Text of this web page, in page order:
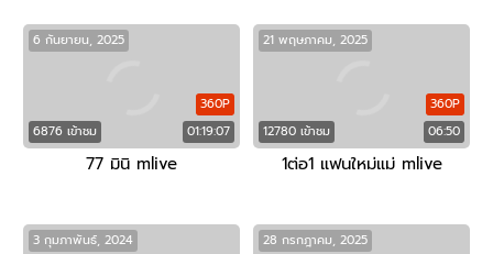
6876 เข้าชม 01:19:07
360P
6 กันยายน, 2025
77 มินิ mlive
12780 เข้าชม 06:50
360P
21 พฤษภาคม, 2025
1ต่อ1 แฟนใหม่แม่ mlive
3 กุมภาพันธ์, 2024 28 กรกฎาคม, 2025